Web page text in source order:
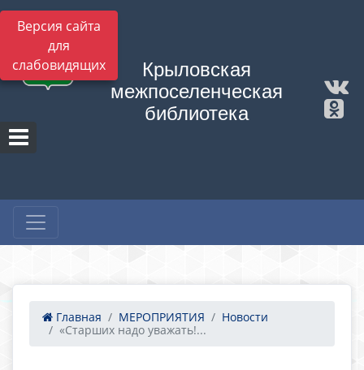
Версия сайта
для
слабовидящих
Крыловская
межпоселенческая
библиотека
Главная МЕРОПРИЯТИЯ
Новости
«Старших надо уважать!...